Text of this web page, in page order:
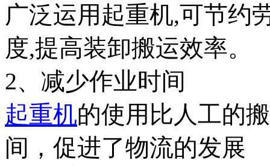
广泛运用起重机,可节约
度,提高装卸搬运效率。
2、减少作业时间
起重机的使用比人工的
间，促进了物流的发展